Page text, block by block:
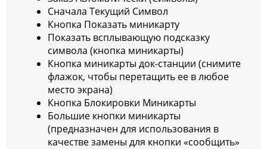
Сначала Текущий Символ
Кнопка Показать миникарту
Показать всплывающую подсказку
символа (кнопка миникарты)
Кнопка миникарты док-станции (снимите
флажок, чтобы перетащить ее в любое
место экрана)
Кнопка Блокировки Миникарты
Большие кнопки миникарты
(предназначен для использования в
качестве замены для кнопки «сообщить»